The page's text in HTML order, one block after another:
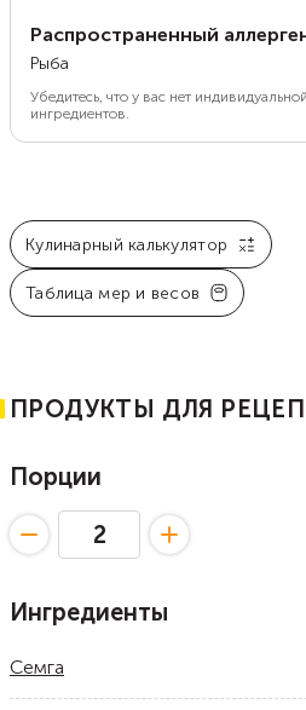
Распространенный
Рыба
Убедитесь, что у вас нет
ингредиентов.
Кулинарный калькулятор
Таблица мер и весов
ПРОДУКТЫ ДЛЯ
Порции
Ингредиенты
Семга